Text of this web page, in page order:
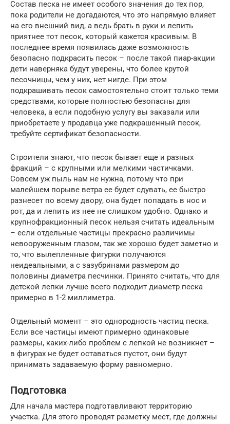
Состав песка не имеет особого значения до тех пор,
пока родители не догадаются, что это напрямую влияет
на его внешний вид, а ведь брать в руки и лепить
приятнее тот песок, который кажется красивым. В
последнее время появилась даже возможность
безопасно подкрасить песок – после такой пиар-акции
дети наверняка будут уверены, что более крутой
песочницы, чем у них, нет нигде. При этом
подкрашивать песок самостоятельно стоит только теми
средствами, которые полностью безопасны для
человека, а если подобную услугу вы заказали или
приобретаете у продавца уже подкрашенный песок,
требуйте сертификат безопасности.
Строители знают, что песок бывает еще и разных
фракций – с крупными или мелкими частичками.
Совсем уж пыль нам не нужна, потому что при
малейшем порыве ветра ее будет сдувать, ее быстро
разнесет по всему двору, она будет попадать в нос и
рот, да и лепить из нее не слишком удобно. Однако и
крупнофракционный песок нельзя считать идеальным
– если отдельные частицы прекрасно различимы
невооруженным глазом, так же хорошо будет заметно и
то, что вылепленные фигурки получаются
неидеальными, а с зазубринами размером до
половины диаметра песчинки. Принято считать, что для
детской лепки лучше всего подходит диаметр песка
примерно в 1-2 миллиметра.
Отдельный момент – это однородность частиц песка.
Если все частицы имеют примерно одинаковые
размеры, каких-либо проблем с лепкой не возникнет –
в фигурах не будет оставаться пустот, они будут
принимать задаваемую форму равномерно.
Подготовка
Для начала мастера подготавливают территорию
участка. Для этого проводят разметку мест, где должны